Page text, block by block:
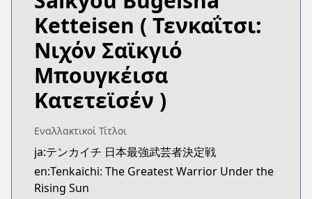
Ketteisen ( Τενκαΐτσι:
Νιχόν Σαϊκγιό
Μπουγκέισα
Κατετεϊσέν )
Εναλλακτικοί Τίτλοι
ja:テンカイチ 日本最強武芸者決定戦
en:Tenkaichi: The Greatest Warrior Under the
Rising Sun